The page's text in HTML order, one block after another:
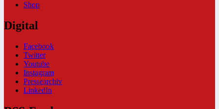
Shop
Digital
Facebook
Twitter
Youtube
Instagram
Pressearchiv
LinkedIn